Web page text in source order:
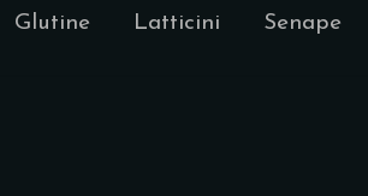
Glutine Latticini Senape